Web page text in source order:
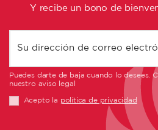
Y recibe un bono de
Puedes darte de baja cuando lo desees.
nuestro aviso legal
Acepto la política de privacidad